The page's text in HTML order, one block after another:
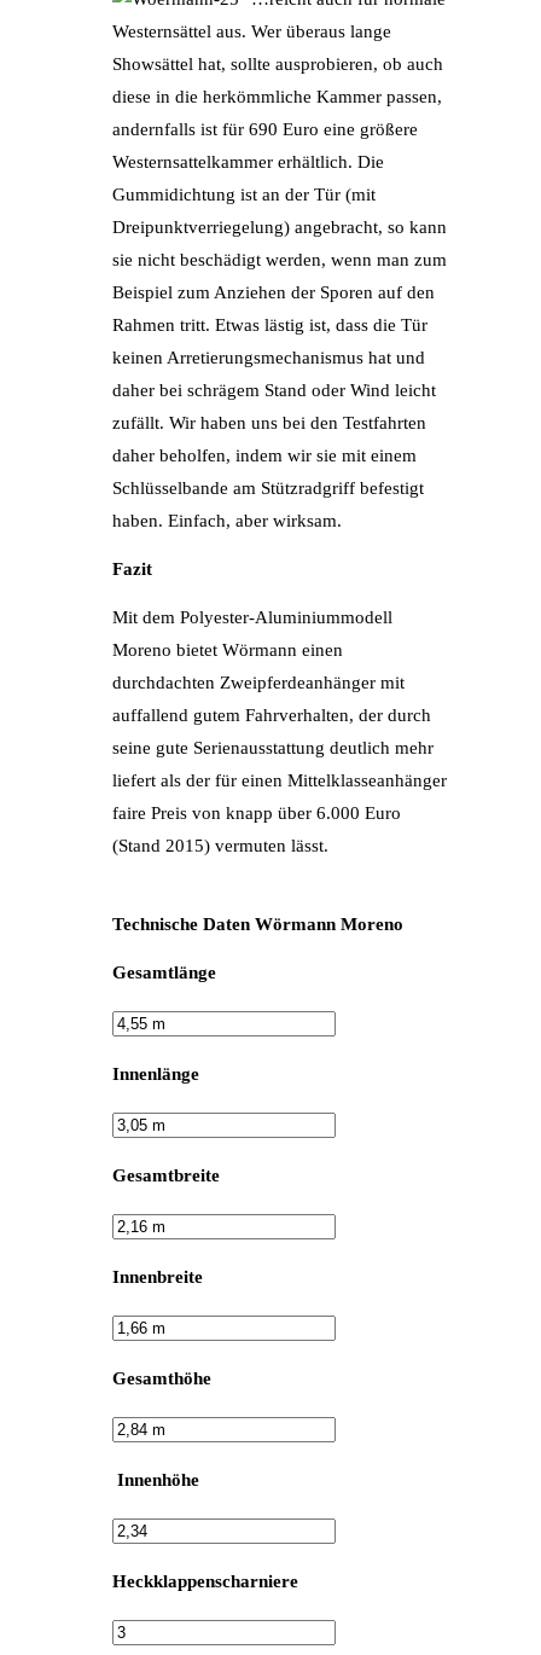
Westernsättel aus. Wer überaus lange
Showsättel hat, sollte ausprobieren, ob auch
diese in die herkömmliche Kammer passen,
andernfalls ist für 690 Euro eine größere
Westernsattelkammer erhältlich. Die
Gummidichtung ist an der Tür (mit
Dreipunktverriegelung) angebracht, so kann
sie nicht beschädigt werden, wenn man zum
Beispiel zum Anziehen der Sporen auf den
Rahmen tritt. Etwas lästig ist, dass die Tür
keinen Arretierungsmechanismus hat und
daher bei schrägem Stand oder Wind leicht
zufällt. Wir haben uns bei den Testfahrten
daher beholfen, indem wir sie mit einem
Schlüsselbande am Stützradgriff befestigt
haben. Einfach, aber wirksam.
Fazit
Mit dem Polyester-Aluminiummodell
Moreno bietet Wörmann einen
durchdachten Zweipferdeanhänger mit
auffallend gutem Fahrverhalten, der durch
seine gute Serienausstattung deutlich mehr
liefert als der für einen Mittelklasseanhänger
faire Preis von knapp über 6.000 Euro
(Stand 2015) vermuten lässt.
Technische Daten Wörmann Moreno
Gesamtlänge
Innenlänge
Gesamtbreite
Innenbreite
Gesamthöhe
Innenhöhe
Heckklappenscharniere